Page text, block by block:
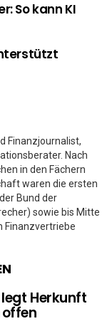
So kann KI
Finanzjournalist,
Nach
in den Fächern
waren die ersten
Bund der
sowie bis Mitte
Finanzvertriebe
Herkunft